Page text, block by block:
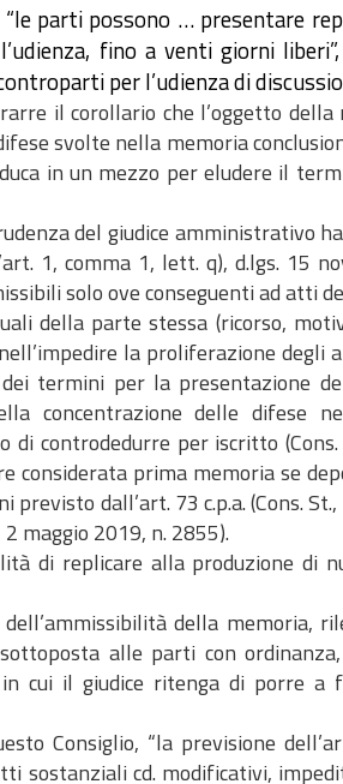
“le parti possono … presentare
fino a venti giorni
per l’udienza di
il corollario che l’oggetto
svolte nella memoria
in un mezzo per eludere il
del giudice amministrativo
1, comma 1, lett. q), d.lgs. 15
solo ove conseguenti ad atti
della parte stessa (ricorso,
la proliferazione
termini per la presentazione
concentrazione delle difese
di controdedurre per iscritto
considerata prima memoria se
dall’art. 73 c.p.a. (Cons.
2 maggio 2019, n. 2855).
di replicare alla produzione di
della memoria,
alle parti con
cui il giudice ritenga di porre a
Consiglio, “la previsione
sostanziali cd. modificativi,